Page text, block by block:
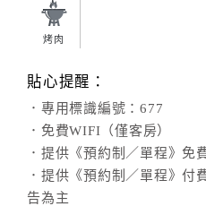
烤肉
貼心提醒：
．專用標識編號：677
．免費WIFI（僅客房）
．提供《預約制／單程》免
．提供《預約制／單程》付
告為主